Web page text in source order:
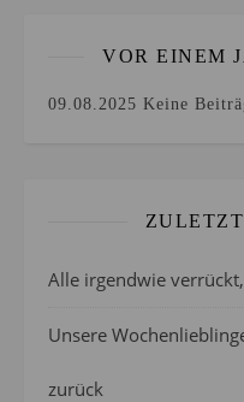
VOR EINEM
09.08.2025 Keine
Alle irgendwie
Unsere
zurück